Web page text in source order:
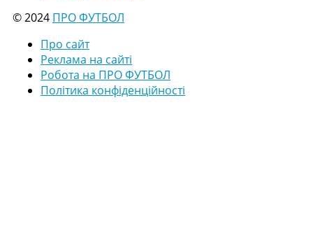
© 2024 ПРО ФУТБОЛ
Про сайт
Реклама на сайті
Робота на ПРО ФУТБОЛ
Політика конфіденційності